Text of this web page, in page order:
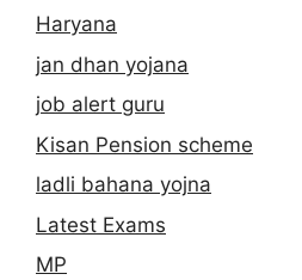
Haryana
jan dhan yojana
job alert guru
Kisan Pension scheme
ladli bahana yojna
Latest Exams
MP